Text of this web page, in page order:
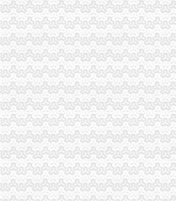
空港新城房价网,2018空港新城房价
空港新城21#、24#楼工程招标公告_
松树桥办执照
即时_频道_凤凰网
松树桥办公家具维修隔断办公桌拆
日本北海道旅游_本州+北海道小樽
沈机床：2012年半年度报告（2012-
租售转让|重庆|减资_凤凰资讯
一碗水办执照
村民担忧泥石流集体制企业违法开矿
eia石油交易所有哪些
网店实名制一年后征税难题未解-搜